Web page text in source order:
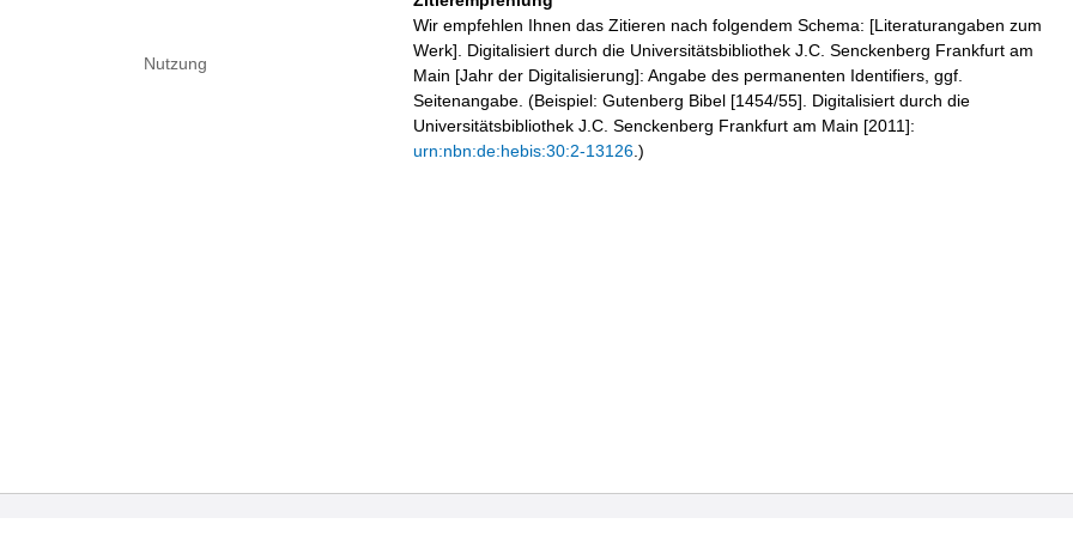
Nutzung
Wir empfehlen Ihnen das Zitieren nach folgendem Schema: [Literaturangaben zum
Werk]. Digitalisiert durch die Universitätsbibliothek J.C. Senckenberg Frankfurt am
Main [Jahr der Digitalisierung]: Angabe des permanenten Identifiers, ggf.
Seitenangabe. (Beispiel: Gutenberg Bibel [1454/55]. Digitalisiert durch die
Universitätsbibliothek J.C. Senckenberg Frankfurt am Main [2011]:
urn:nbn:de:hebis:30:2-13126 .)